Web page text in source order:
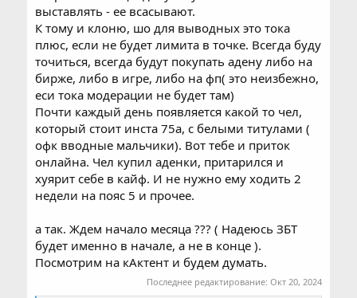
половина ПРОТИВ. Нужно остановиться на 1 и
выставлять - ее всасывают.
К тому и клоню, шо для выводных это тока
плюс, если не будет лимита в точке. Всегда буду
точиться, всегда будут покупать адену либо на
бирже, либо в игре, либо на фп( это неизбежно,
еси тока модерации не будет там)
Почти каждый день появляется какой то чел,
который стоит инста 75а, с белыми титулами (
офк вводные мальчики). Вот тебе и приток
онлайна. Чел купил аденки, притарился и
хуярит себе в кайф. И не нужно ему ходить 2
недели на пояс 5 и прочее.
а так. Ждем начало месяца ??? ( Надеюсь ЗБТ
будет именно в начале, а не в конце ).
Посмотрим на кАктент и будем думать.
Последнее редактирование:Окт 20, 2024